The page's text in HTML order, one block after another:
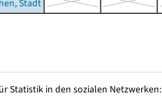
Stadt
Statistik in den sozialen Netzwerken: